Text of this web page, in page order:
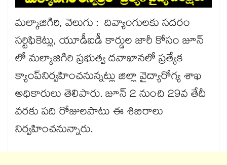
మల్కాజిగిరి, వెలుగు : దివ్యాంగులకు సదరం
సర్టిఫికెట్లు, యూడీఐడీ కార్డుల జారీ కోసం జూన్
లో మల్కాజిగిరి ప్రభుత్వ దవాఖానలో ప్రత్యేక
క్యాంప్​నిర్వహించనున్నట్లు జిల్లా వైద్యారోగ్య శాఖ
అధికారులు తెలిపారు. జూన్ 2 నుంచి 29వ తేదీ
వరకు పది రోజులపాటు ఈ శిబిరాలు
నిర్వహించనున్నారు.